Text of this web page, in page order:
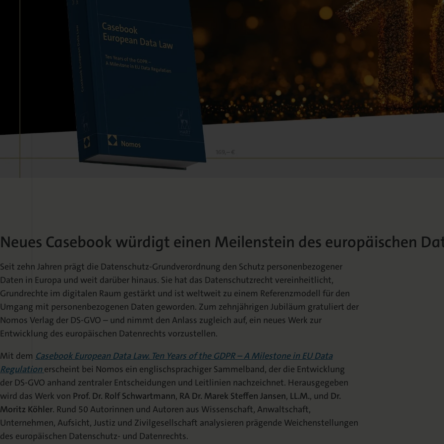
Neues Casebook würdigt einen Meilenstein des europäischen
Seit zehn Jahren prägt die Datenschutz-Grundverordnung den Schutz personenbezogener
Daten in Europa und weit darüber hinaus. Sie hat das Datenschutzrecht vereinheitlicht,
Grundrechte im digitalen Raum gestärkt und ist weltweit zu einem Referenzmodell für den
Umgang mit personenbezogenen Daten geworden. Zum zehnjährigen Jubiläum gratuliert der
Nomos Verlag der DS-GVO – und nimmt den Anlass zugleich auf, ein neues Werk zur
Entwicklung des europäischen Datenrechts vorzustellen.
Mit dem Casebook European Data Law. Ten Years of the GDPR – A Milestone in EU Data
Regulation erscheint bei Nomos ein englischsprachiger Sammelband, der die Entwicklung
der DS-GVO anhand zentraler Entscheidungen und Leitlinien nachzeichnet. Herausgegeben
wird das Werk von Prof. Dr. Rolf Schwartmann, RA Dr. Marek Steffen Jansen, LL.M., und Dr.
Moritz Köhler. Rund 50 Autorinnen und Autoren aus Wissenschaft, Anwaltschaft,
Unternehmen, Aufsicht, Justiz und Zivilgesellschaft analysieren prägende Weichenstellungen
des europäischen Datenschutz- und Datenrechts.